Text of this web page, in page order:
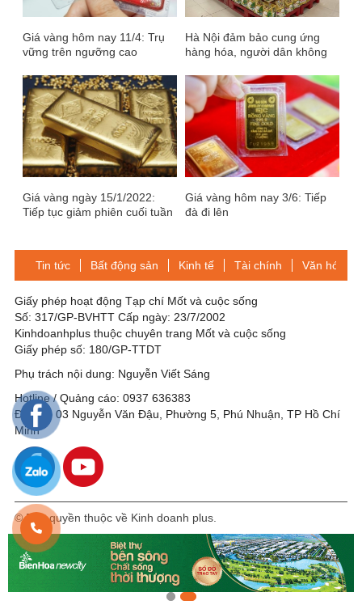
Giá vàng hôm nay 11/4: Trụ
vững trên ngưỡng cao
Hà Nội đảm bảo cung ứng
hàng hóa, người dân không
Giá vàng ngày 15/1/2022:
Tiếp tục giảm phiên cuối tuần
Giá vàng hôm nay 3/6: Tiếp
đà đi lên
Tin tức Bất động sản Kinh tế Tài chính Văn hóa-
Giấy phép hoạt động Tạp chí Mốt và cuộc sống
Số: 317/GP-BVHTT Cấp ngày: 23/7/2002
Kinhdoanhplus thuộc chuyên trang Mốt và cuộc sống
Giấy phép số: 180/GP-TTDT
Phụ trách nội dung: Nguyễn Viết Sáng
Hotline / Quảng cáo: 0937 636383
Địa chỉ: 03 Nguyễn Văn Đậu, Phường 5, Phú Nhuận, TP Hồ Chí
Minh
© Bản quyền thuộc về Kinh doanh plus.